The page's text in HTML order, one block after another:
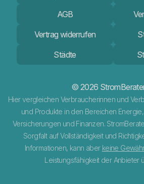
AGB
Vertrag widerrufen
Städte
© 2026
Hier vergleichen Verbraucherinnen und
und Produkte in den Bereichen
Versicherungen und Finanzen.
Sorgfalt auf Vollständigkeit und
Informationen, kann aber keine
Leistungsfähigkeit der Anbieter